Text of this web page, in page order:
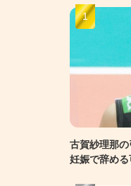
古賀紗理那
妊娠で辞める